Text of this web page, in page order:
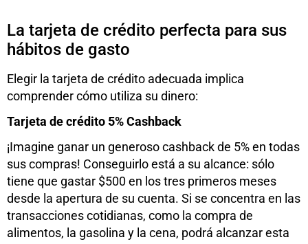
La tarjeta de crédito perfecta para sus
hábitos de gasto
Elegir la tarjeta de crédito adecuada implica
comprender cómo utiliza su dinero:
Tarjeta de crédito 5% Cashback
¡Imagine ganar un generoso cashback de 5% en todas
sus compras! Conseguirlo está a su alcance: sólo
tiene que gastar $500 en los tres primeros meses
desde la apertura de su cuenta. Si se concentra en las
transacciones cotidianas, como la compra de
alimentos, la gasolina y la cena, podrá alcanzar esta